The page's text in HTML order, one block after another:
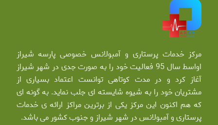
مرکز خدمات پرستاری و آمبولانس خصوصی پارسه شیراز
اواسط سال 95 فعالیت خود را به صورت جدی در شهر شیراز
آغاز کرد و در مدت کوتاهی توانست اعتماد بسیاری از
مشتریان خود را به شیوه شایسته ای جلب نماید. به گونه ای
که هم اکنون این مرکز یکی از برترین مراکز ارائه ی خدمات
پرستاری و آمبولانس در شهر شیراز و جنوب کشور می باشد.